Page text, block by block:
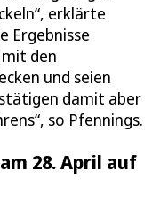
erklärte
Ergebnisse
den
und seien
damit aber
so Pfennings.
28. April auf